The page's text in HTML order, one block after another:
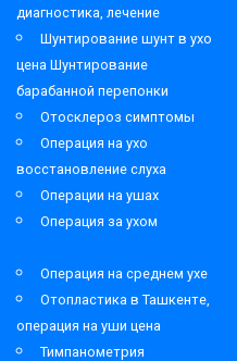
диагностика, лечение
Шунтирование шунт в ухо
цена Шунтирование
барабанной перепонки
Отосклероз симптомы
Операция на ухо
восстановление слуха
Операции на ушах
Операция за ухом
Операция на среднем ухе
Отопластика в Ташкенте,
операция на уши цена
Тимпанометрия